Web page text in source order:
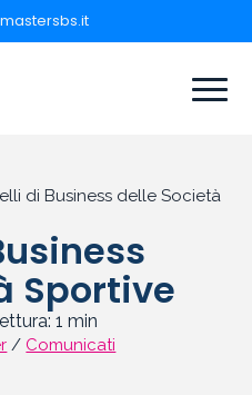
di Business delle Società
Sportive
1 min
/ Comunicati